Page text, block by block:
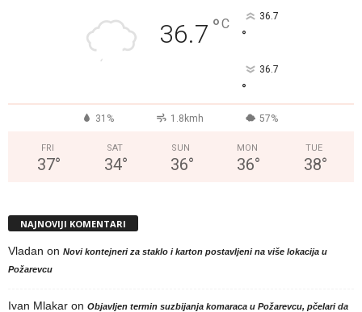
36.7 °C 36.7
°
36.7
°
31% 1.8kmh 57%
FRI
37°
SAT
34°
SUN
36°
MON
36°
TUE
38°
NAJNOVIJI KOMENTARI
Vladan on Novi kontejneri za staklo i karton postavljeni na više lokacija u
Požarevcu
Ivan Mlakar on Objavljen termin suzbijanja komaraca u Požarevcu, pčelari da